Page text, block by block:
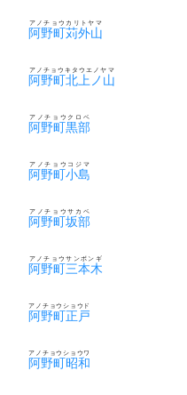
阿野町苅外山
アノチョウカリトヤマ
阿野町北上ノ山
アノチョウキタウエノヤマ
阿野町黒部
アノチョウクロベ
阿野町小島
アノチョウコジマ
阿野町坂部
アノチョウサカベ
阿野町三本木
アノチョウサンボンギ
阿野町正戸
アノチョウショウド
阿野町昭和
アノチョウショウワ